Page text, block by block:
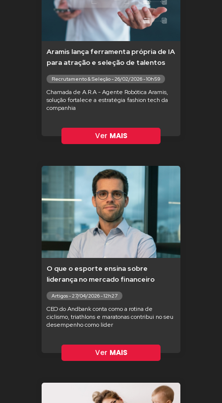
Aramis lança ferramenta própria de IA
para atração e seleção de talentos
Recrutamento & Seleção - 26/02/2026 - 10h59
Chamada de A.R.A - Agente Robótica Aramis,
solução fortalece a estratégia fashion tech da
companhia
Ver MAIS
O que o esporte ensina sobre
liderança no mercado financeiro
Artigos - 27/04/2026 - 12h27
CEO do Andbank conta como a rotina de
ciclismo, triathlons e maratonas contribui no seu
desempenho como líder
Ver MAIS